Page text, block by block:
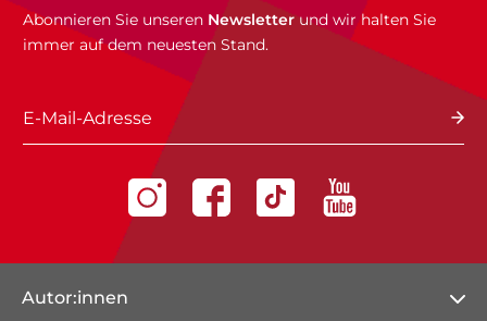
Abonnieren Sie unseren Newsletterund wir halten Sie
immer auf dem neuesten Stand.
E-Mail-Adresse
Autor:innen